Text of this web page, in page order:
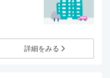
詳細をみる